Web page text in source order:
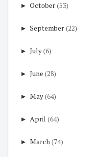
► October(53)
► September(22)
► July(6)
► June (28)
► May(64)
► April (64)
► March(74)